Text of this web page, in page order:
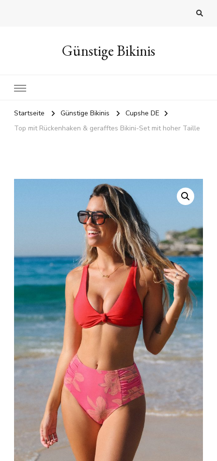
Günstige Bikinis
Startseite Günstige Bikinis
Cupshe DE
Top mit Rückenhaken & gerafftes Bikini-Set mit hoher Taille